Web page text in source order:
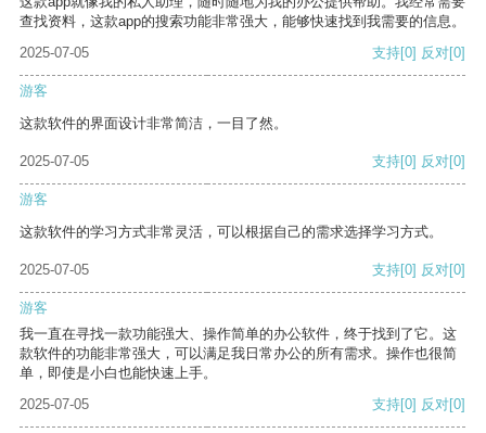
查找资料，这款app的搜索功能非常强大，能够快速找到我需要的信息。
2025-07-05
支持[0] 反对[0]
游客
这款软件的界面设计非常简洁，一目了然。
2025-07-05 支持[0] 反对[0]
游客
这款软件的学习方式非常灵活，可以根据自己的需求选择学习方式。
2025-07-05 支持[0] 反对[0]
游客
我一直在寻找一款功能强大、操作简单的办公软件，终于找到了它。这
款软件的功能非常强大，可以满足我日常办公的所有需求。操作也很简
单，即使是小白也能快速上手。
2025-07-05
支持[0] 反对[0]